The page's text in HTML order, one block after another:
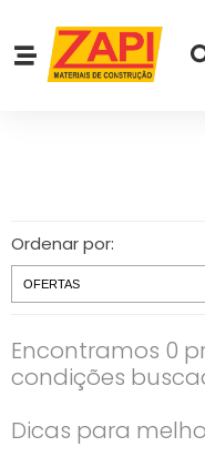
Ordenar por:
Encontramos 0
condições
Dicas para